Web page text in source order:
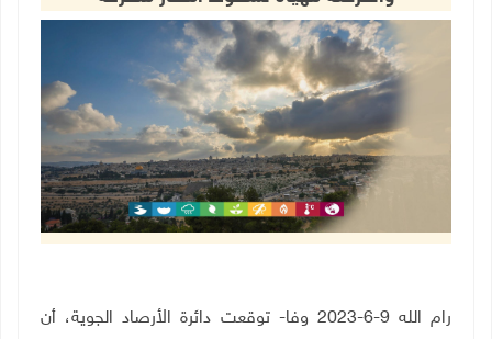
رام الله 9-6-2023 وفا- توقعت دائرة الأرصاد الجوية، أن